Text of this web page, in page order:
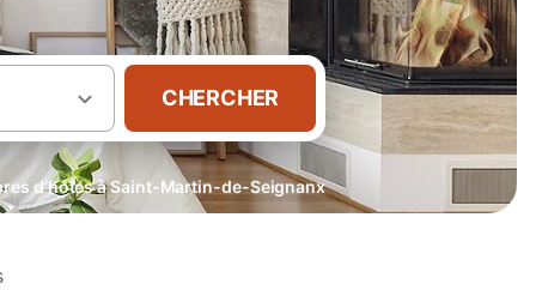
CHERCHER
d’hôtes à Saint-Martin-de-Seignanx